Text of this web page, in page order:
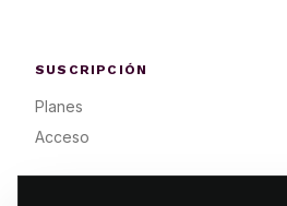
SUSCRIPCIÓN
Planes
Acceso